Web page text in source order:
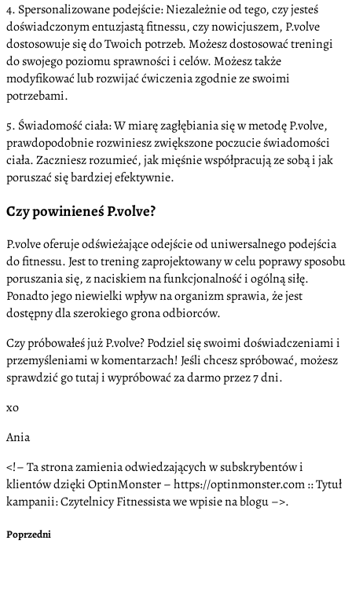
4. Spersonalizowane podejście: Niezależnie od tego, czy jesteś
doświadczonym entuzjastą fitnessu, czy nowicjuszem, P.volve
dostosowuje się do Twoich potrzeb. Możesz dostosować treningi
do swojego poziomu sprawności i celów. Możesz także
modyfikować lub rozwijać ćwiczenia zgodnie ze swoimi
potrzebami.
5. Świadomość ciała: W miarę zagłębiania się w metodę P.volve,
prawdopodobnie rozwiniesz zwiększone poczucie świadomości
ciała. Zaczniesz rozumieć, jak mięśnie współpracują ze sobą i jak
poruszać się bardziej efektywnie.
Czy powinieneś P.volve?
P.volve oferuje odświeżające odejście od uniwersalnego podejścia
do fitnessu. Jest to trening zaprojektowany w celu poprawy sposobu
poruszania się, z naciskiem na funkcjonalność i ogólną siłę.
Ponadto jego niewielki wpływ na organizm sprawia, że jest
dostępny dla szerokiego grona odbiorców.
Czy próbowałeś już P.volve? Podziel się swoimi doświadczeniami i
przemyśleniami w komentarzach! Jeśli chcesz spróbować, możesz
sprawdzić go tutaj i wypróbować za darmo przez 7 dni.
xo
Ania
<!– Ta strona zamienia odwiedzających w subskrybentów i
klientów dzięki OptinMonster – https://optinmonster.com :: Tytuł
kampanii: Czytelnicy Fitnessista we wpisie na blogu –>.
Poprzedni